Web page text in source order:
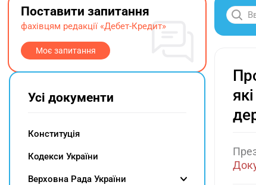
Поставити запитання
фахівцям редакції «Дебет-Кредит»
Моє запитання
Усі документи
Конституція
Кодекси України
Верховна Рада України